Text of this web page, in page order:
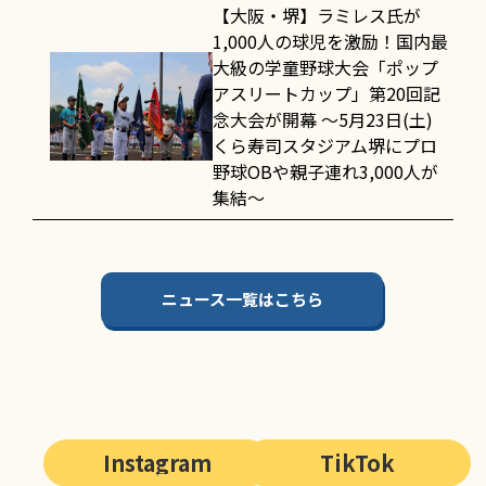
【大阪・堺】ラミレス氏が
1,000人の球児を激励！国内最
大級の学童野球大会「ポップ
アスリートカップ」第20回記
念大会が開幕 〜5月23日(土)
くら寿司スタジアム堺にプロ
野球OBや親子連れ3,000人が
集結〜
ニュース一覧はこちら
Instagram TikTok